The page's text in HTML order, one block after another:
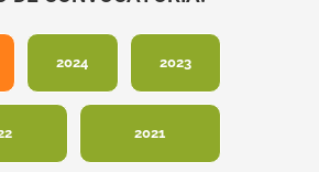
2024 2023
2021